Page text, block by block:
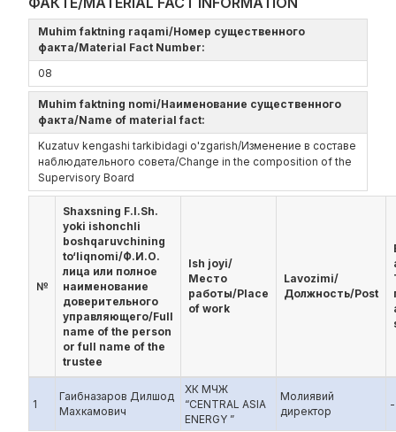
Muhim faktning raqami/Номер существенного
факта/Material Fact Number:
08
Muhim faktning nomi/Наименование существенного
факта/Name of material fact:
Kuzatuv kengashi tarkibidagi o'zgarish/Изменение в составе
наблюдательного совета/Change in the composition of the
Supervisory Board
№
Shaxsning F.I.Sh.
yoki ishonchli
boshqaruvchining
to‘liqnomi/Ф.И.О.
лица или полное
наименование
доверительного
управляющего/Full
name of the person
or full name of the
trustee
Ish joyi/
Место
работы/Place
of work
Lavozimi/
Должность/Post
1
Гаибназаров Дилшод
Махкамович
ХК МЧЖ
“CENTRAL ASIA
ENERGY ”
Молиявий
директор
-